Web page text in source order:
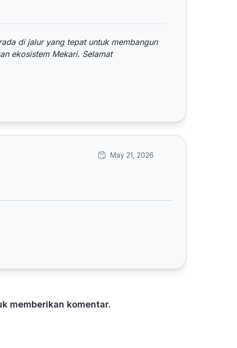
di jalur yang tepat untuk membangun
ekosistem Mekari. Selamat
May 21, 2026
memberikan komentar.